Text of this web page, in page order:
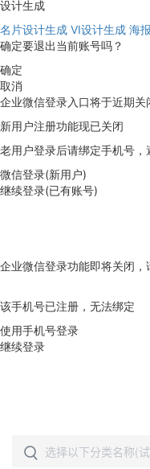
设计生成
名片设计生成 VI设计生成 海
确定要退出当前账号吗？
确定
取消
企业微信登录入口将于近期关
新用户注册功能现已关闭
老用户登录后请绑定手机号，
微信登录(新用户)
继续登录(已有账号)
企业微信登录功能即将关闭
该手机号已注册，无法绑定
使用手机号登录
继续登录